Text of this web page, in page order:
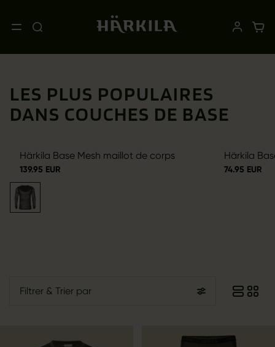
LES PLUS POPULAIRES
DANS COUCHES DE BASE
Härkila Base Mesh maillot de corps
139.95 EUR
Härkila
74.95 EUR
Filtrer & Trier par